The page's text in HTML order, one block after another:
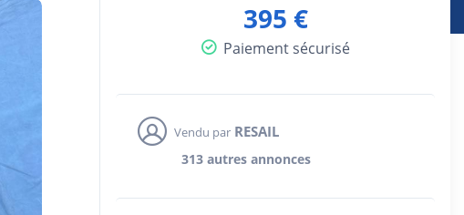
395 €
Paiement sécurisé
Vendu par RESAIL
313 autres annonces